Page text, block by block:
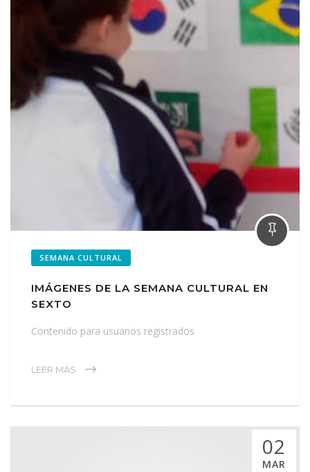
SEMANA CULTURAL
IMÁGENES DE LA SEMANA CULTURAL EN
SEXTO
Contenido para usuarios registrados
LEER MÁS
02
MAR